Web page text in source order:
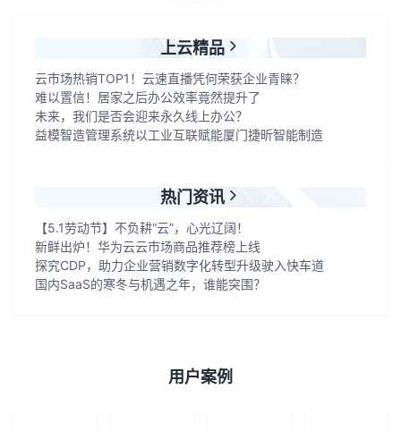
客
论
的
我
播
活
动
的
关
上云精品
云市场热销TOP1！云速直播凭何荣获企业青睐？
难以置信！居家之后办公效率竟然提升了
未来，我们是否会迎来永久线上办公？
益模智造管理系统以工业互联赋能厦门捷昕智能制造
热门资讯
【5.1劳动节】不负耕“云”，心光辽阔！
新鲜出炉！华为云云市场商品推荐榜上线
探究CDP，助力企业营销数字化转型升级驶入快车道
国内SaaS的寒冬与机遇之年，谁能突围？
用户案例